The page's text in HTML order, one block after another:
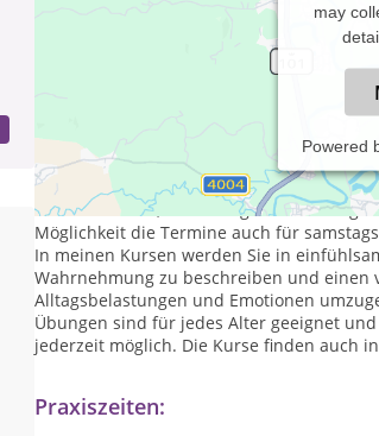
may
Powered
Das therapeutische Konzept setzt sich
sanften Dehnbewegungen,
Schalten Sie ab, in einem gemütlich
Möglichkeit die Termine auch für
In meinen Kursen werden Sie in
Wahrnehmung zu beschreiben und
Alltagsbelastungen und Emotionen
Übungen sind für jedes Alter geeignet
jederzeit möglich. Die Kurse finden auch
Praxiszeiten: